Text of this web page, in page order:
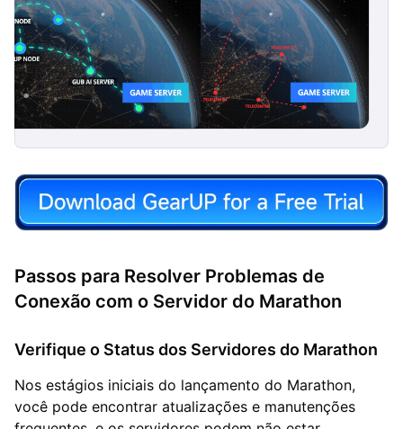
Passos para Resolver Problemas de
Conexão com o Servidor do Marathon
Verifique o Status dos Servidores do Marathon
Nos estágios iniciais do lançamento do Marathon,
você pode encontrar atualizações e manutenções